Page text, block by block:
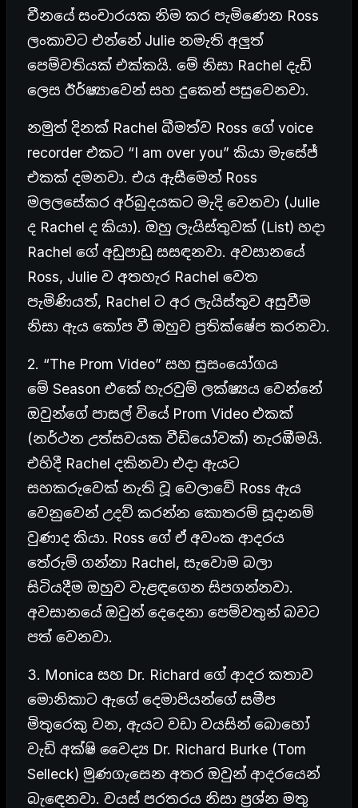
චීනයේ සංචාරයක නිම කර පැමිණෙන Ross
ලංකාවට එන්නේ Julie නමැති අලුත්
පෙම්වතියක් එක්කයි. මේ නිසා Rachel දැඩි
ලෙස ඊර්ෂ්‍යාවෙන් සහ දුකෙන් පසුවෙනවා.
නමුත් දිනක් Rachel බීමත්ව Ross ගේ voice
recorder එකට “I am over you” කියා මැසේජ්
එකක් දමනවා. එය ඇසීමෙන් Ross
මලලසේකර අර්බුදයකට මැදි වෙනවා (Julie
ද Rachel ද කියා). ඔහු ලැයිස්තුවක් (List) හදා
Rachel ගේ අඩුපාඩු සසඳනවා. අවසානයේ
Ross, Julie ව අතහැර Rachel වෙත
පැමිණියත්, Rachel ට අර ලැයිස්තුව අසුවීම
නිසා ඇය කෝප වී ඔහුව ප්‍රතික්ෂේප කරනවා.
2. “The Prom Video” සහ සුසංයෝගය
මේ Season එකේ හැරවුම් ලක්ෂ්‍යය වෙන්නේ
ඔවුන්ගේ පාසල් වියේ Prom Video එකක්
(නර්ථන උත්සවයක වීඩියෝවක්) නැරඹීමයි.
එහිදී Rachel දකිනවා එදා ඇයට
සහකරුවෙක් නැති වූ වෙලාවේ Ross ඇය
වෙනුවෙන් උදව් කරන්න කොතරම් සූදානම්
වුණාද කියා. Ross ගේ ඒ අවංක ආදරය
තේරුම් ගන්නා Rachel, සැවොම බලා
සිටියදීම ඔහුව වැළඳගෙන සිපගන්නවා.
අවසානයේ ඔවුන් දෙදෙනා පෙම්වතුන් බවට
පත් වෙනවා.
3. Monica සහ Dr. Richard ගේ ආදර කතාව
මොනිකාට ඇගේ දෙමාපියන්ගේ සමීප
මිතුරෙකු වන, ඇයට වඩා වයසින් බොහෝ
වැඩි අක්ෂි වෛද්‍ය Dr. Richard Burke (Tom
Selleck) මුණගැසෙන අතර ඔවුන් ආදරයෙන්
බැඳෙනවා. වයස් පරතරය නිසා ප්‍රශ්න මතු